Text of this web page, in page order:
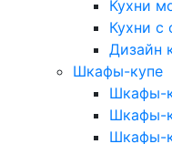
Кухни
Кухни с
Дизайн
Шкафы-купе
Шкафы-
Шкафы-
Шкафы-